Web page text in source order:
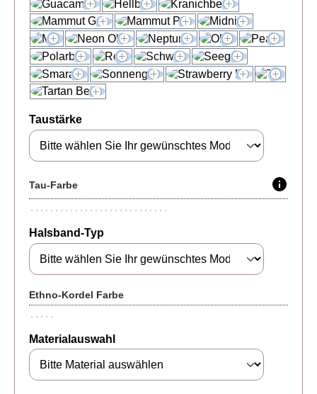
Taustärke
Tau-Farbe
Halsband-Typ
Ethno-Kordel Farbe
Materialauswahl